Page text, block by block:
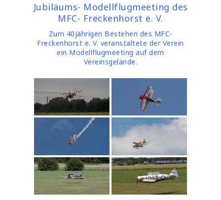
Jubiläums- Modellflugmeeting des
MFC- Freckenhorst e. V.
Zum 40jährigen Bestehen des MFC-
Freckenhorst e. V. veranstaltete der Verein
ein Modellflugmeeting auf dem
Vereinsgelände.